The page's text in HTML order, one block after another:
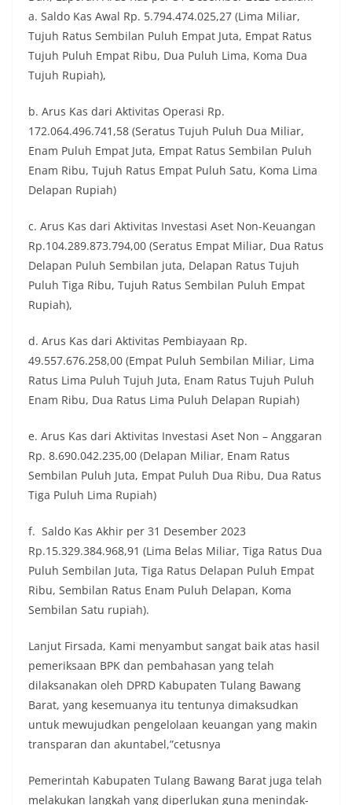
a. Saldo Kas Awal Rp. 5.794.474.025,27 (Lima Miliar,
Tujuh Ratus Sembilan Puluh Empat Juta, Empat Ratus
Tujuh Puluh Empat Ribu, Dua Puluh Lima, Koma Dua
Tujuh Rupiah),
b. Arus Kas dari Aktivitas Operasi Rp.
172.064.496.741,58 (Seratus Tujuh Puluh Dua Miliar,
Enam Puluh Empat Juta, Empat Ratus Sembilan Puluh
Enam Ribu, Tujuh Ratus Empat Puluh Satu, Koma Lima
Delapan Rupiah)
c. Arus Kas dari Aktivitas Investasi Aset Non-Keuangan
Rp.104.289.873.794,00 (Seratus Empat Miliar, Dua Ratus
Delapan Puluh Sembilan juta, Delapan Ratus Tujuh
Puluh Tiga Ribu, Tujuh Ratus Sembilan Puluh Empat
Rupiah),
d. Arus Kas dari Aktivitas Pembiayaan Rp.
49.557.676.258,00 (Empat Puluh Sembilan Miliar, Lima
Ratus Lima Puluh Tujuh Juta, Enam Ratus Tujuh Puluh
Enam Ribu, Dua Ratus Lima Puluh Delapan Rupiah)
e. Arus Kas dari Aktivitas Investasi Aset Non – Anggaran
Rp. 8.690.042.235,00 (Delapan Miliar, Enam Ratus
Sembilan Puluh Juta, Empat Puluh Dua Ribu, Dua Ratus
Tiga Puluh Lima Rupiah)
f. Saldo Kas Akhir per 31 Desember 2023
Rp.15.329.384.968,91 (Lima Belas Miliar, Tiga Ratus Dua
Puluh Sembilan Juta, Tiga Ratus Delapan Puluh Empat
Ribu, Sembilan Ratus Enam Puluh Delapan, Koma
Sembilan Satu rupiah).
Lanjut Firsada, Kami menyambut sangat baik atas hasil
pemeriksaan BPK dan pembahasan yang telah
dilaksanakan oleh DPRD Kabupaten Tulang Bawang
Barat, yang kesemuanya itu tentunya dimaksudkan
untuk mewujudkan pengelolaan keuangan yang makin
transparan dan akuntabel,”cetusnya
Pemerintah Kabupaten Tulang Bawang Barat juga telah
melakukan langkah yang diperlukan guna menindak-